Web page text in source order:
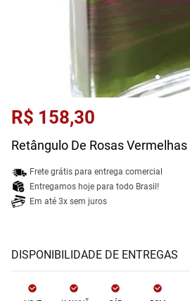
R$ 158,30
Retângulo De Rosas Vermelhas
Frete grátis para entrega comercial
Entregamos hoje para todo Brasil!
Em até 3x sem juros
DISPONIBILIDADE DE ENTREGAS